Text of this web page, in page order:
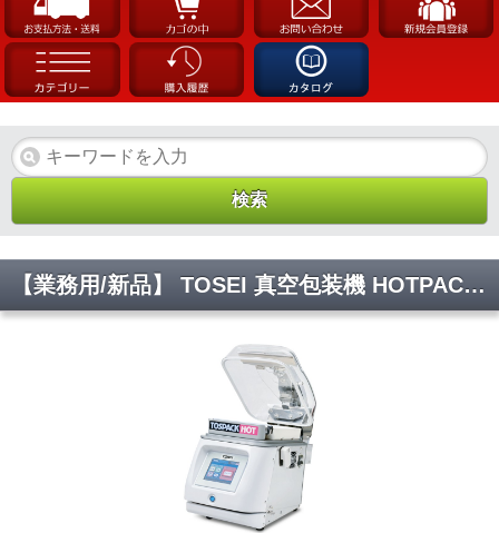
【業務用/新品】 TOSEI 真空包装機 HOTPACK 卓上型 トスパック ホットシリーズ HVP-282 幅320×奥行575×高さ620mm